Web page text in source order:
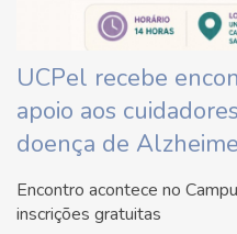
UCPel recebe
apoio aos
doença de
Encontro acontece no
inscrições gratuitas